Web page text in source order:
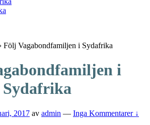
› Följ Vagabondfamiljen i Sydafrika
i
Sydafrika
2017 av admin — Inga Kommentarer ↓